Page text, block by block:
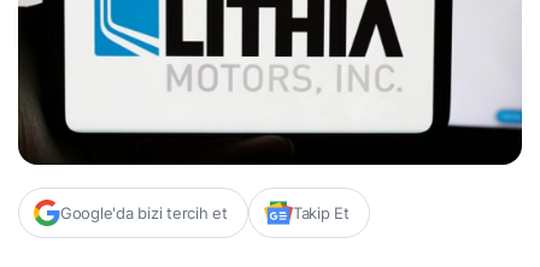
Google'da bizi tercih et Takip Et